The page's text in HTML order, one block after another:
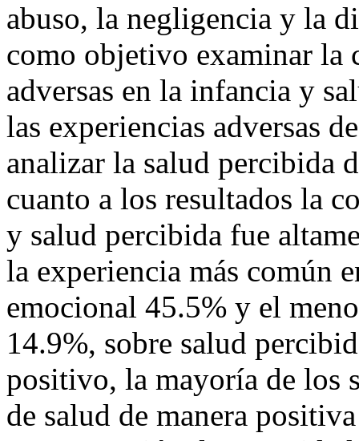
abuso, la negligencia y la
como objetivo examinar la
adversas en la infancia y
las experiencias adversas
analizar la salud percibida
cuanto a los resultados la
y salud percibida fue
la experiencia más común
emocional 45.5% y el
14.9%, sobre salud
positivo, la mayoría de los
de salud de manera